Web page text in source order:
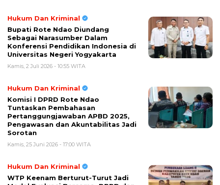
Hukum Dan Kriminal
Bupati Rote Ndao Diundang
Sebagai Narasumber Dalam
Konferensi Pendidikan Indonesia di
Universitas Negeri Yogyakarta
Kamis, 2 Juli 2026 - 10:55 WITA
Hukum Dan Kriminal
Komisi I DPRD Rote Ndao
Tuntaskan Pembahasan
Pertanggungjawaban APBD 2025,
Pengawasan dan Akuntabilitas Jadi
Sorotan
Kamis, 25 Juni 2026 - 17:00 WITA
Hukum Dan Kriminal
WTP Keenam Berturut-Turut Jadi